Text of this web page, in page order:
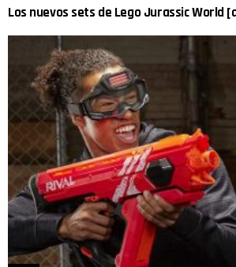
Los nuevos sets de Lego Jurassic World